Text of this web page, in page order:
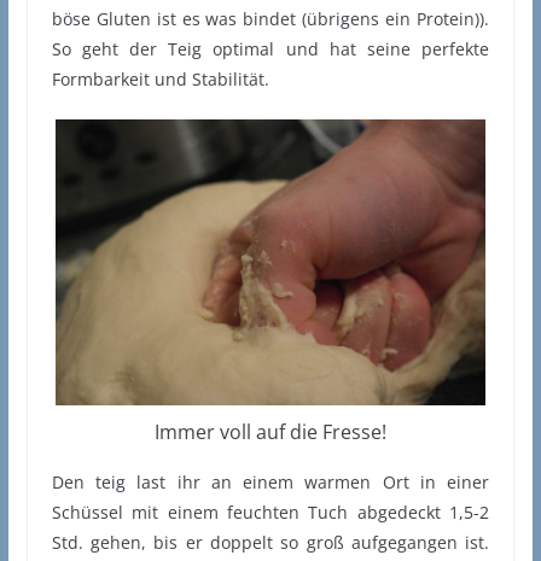
böse Gluten ist es was bindet (übrigens ein Protein)).
So geht der Teig optimal und hat seine perfekte
Formbarkeit und Stabilität.
Immer voll auf die Fresse!
Den teig last ihr an einem warmen Ort in einer
Schüssel mit einem feuchten Tuch abgedeckt 1,5-2
Std. gehen, bis er doppelt so groß aufgegangen ist.